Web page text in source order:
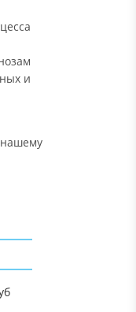
и
нашему